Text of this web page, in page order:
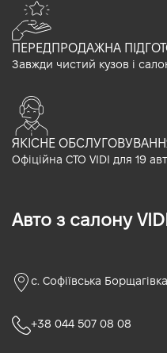
ПЕРЕДПРОДАЖНА
Завжди чистий кузов і
ЯКІСНЕ
Офіційна СТО VIDI для 19
Авто з салону VIDI
с. Софіївська
+38 044 507 08 08